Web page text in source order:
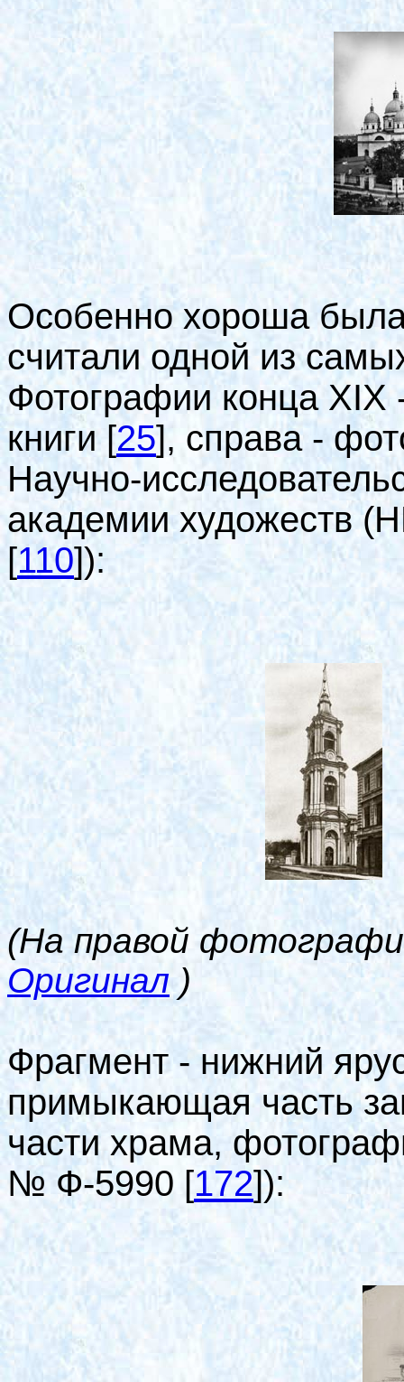
Особенно хороша
считали одной из
Фотографии конца XIX
книги[25], справа -
Научно-
академии художеств
[110]):
(На правой
Оригинал)
Фрагмент - нижний
примыкающая часть
части храма,
№ Ф-5990 [172]):